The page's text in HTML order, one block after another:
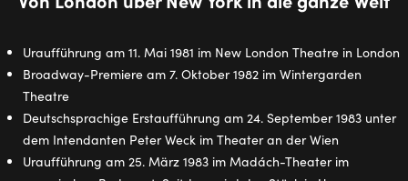
Uraufführung am 11. Mai 1981 im New London Theatre in London
Broadway-Premiere am 7. Oktober 1982 im Wintergarden
Theatre
Deutschsprachige Erstaufführung am 24. September 1983 unter
dem Intendanten Peter Weck im Theater an der Wien
Uraufführung am 25. März 1983 im Madách-Theater im